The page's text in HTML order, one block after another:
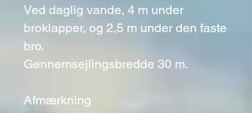
Ved daglig vande, 4 m under
broklapper, og 2,5 m under den faste
bro.
Gennemsejlingsbredde 30 m.
Afmærkning